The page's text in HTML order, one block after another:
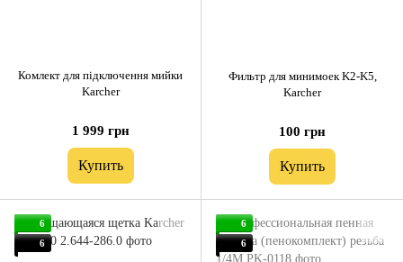
Комлект для підключення мийки
Karcher
1 999 грн
Купить
Фильтр для минимоек K2-K5,
Karcher
100 грн
Купить
6
6
6
6